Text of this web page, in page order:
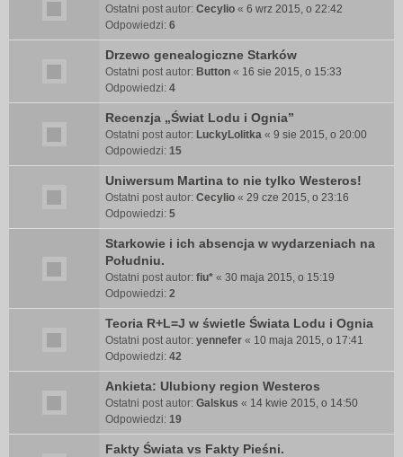
Ostatni post autor: Cecylio « 6 wrz 2015, o 22:42
Odpowiedzi: 6
Drzewo genealogiczne Starków
Ostatni post autor: Button « 16 sie 2015, o 15:33
Odpowiedzi: 4
Recenzja „Świat Lodu i Ognia”
Ostatni post autor: LuckyLolitka « 9 sie 2015, o 20:00
Odpowiedzi: 15
Uniwersum Martina to nie tylko Westeros!
Ostatni post autor: Cecylio « 29 cze 2015, o 23:16
Odpowiedzi: 5
Starkowie i ich absencja w wydarzeniach na
Południu.
Ostatni post autor: fiu* « 30 maja 2015, o 15:19
Odpowiedzi: 2
Teoria R+L=J w świetle Świata Lodu i Ognia
Ostatni post autor: yennefer « 10 maja 2015, o 17:41
Odpowiedzi: 42
Ankieta: Ulubiony region Westeros
Ostatni post autor: Galskus « 14 kwie 2015, o 14:50
Odpowiedzi: 19
Fakty Świata vs Fakty Pieśni.